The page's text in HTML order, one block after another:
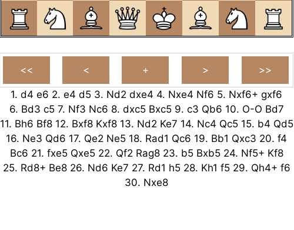
1. d4 e6 2. e4 d5 3. Nd2 dxe4 4. Nxe4 Nf6 5. Nxf6+ gxf6
6. Bd3 c5 7. Nf3 Nc6 8. dxc5 Bxc5 9. c3 Qb6 10. O-O Bd7
11. Bh6 Bf8 12. Bxf8 Kxf8 13. Nd2 Ke7 14. Nc4 Qc5 15. b4 Qd5
16. Ne3 Qd6 17. Qe2 Ne5 18. Rad1 Qc6 19. Bb1 Qxc3 20. f4
Bc6 21. fxe5 Qxe5 22. Qf2 Rag8 23. b5 Bxb5 24. Nf5+ Kf8
25. Rd8+ Be8 26. Nd6 Ke7 27. Rd1 h5 28. Kh1 f5 29. Qh4+ f6
30. Nxe8